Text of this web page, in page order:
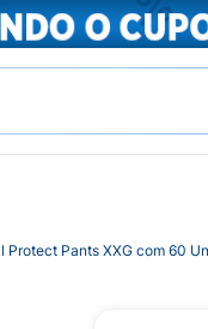
Protect Pants XXG com 60